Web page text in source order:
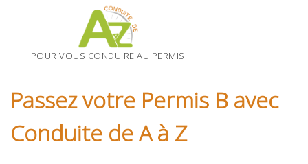
POUR VOUS CONDUIRE AU PERMIS
Passez votre Permis B avec
Conduite de A à Z